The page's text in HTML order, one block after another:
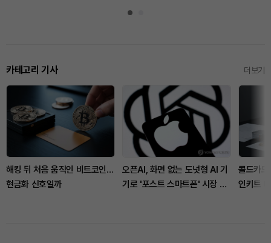
카테고리 기사 더보기
해킹 뒤 처음 움직인 비트코인…
현금화 신호일까
오픈AI, 화면 없는 도넛형 AI 기
기로 '포스트 스마트폰' 시장 도
콜드카
인키트